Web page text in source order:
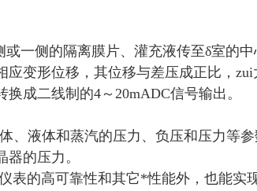
或一侧的隔离膜片、灌充液传至δ室的
变形位移，其位移与差压成正比，
成二线制的4～20mADC信号输出。
、液体和蒸汽的压力、负压和压力等
的压力。
表的高可靠性和其它*性能外，也能实